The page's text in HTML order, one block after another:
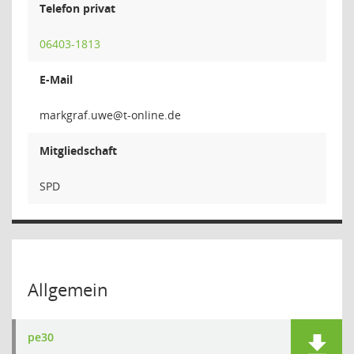
Telefon privat
06403-1813
E-Mail
ewu.fa
Mitgliedschaft
SPD
Allgemein
pe30